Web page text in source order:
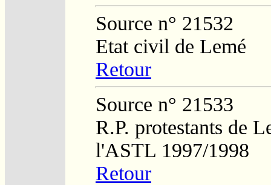
Source n° 21532
Etat civil de Lemé
Retour
Source n° 21533
R.P. protestants de
l'ASTL 1997/1998
Retour